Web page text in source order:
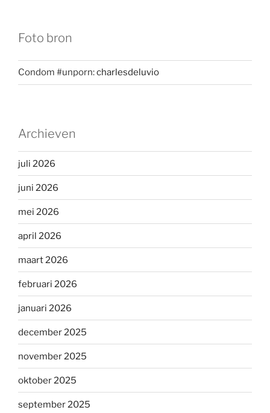
Foto bron
Condom #unporn:charlesdeluvio
Archieven
juli 2026
juni 2026
mei 2026
april 2026
maart 2026
februari 2026
januari 2026
december 2025
november 2025
oktober 2025
september 2025